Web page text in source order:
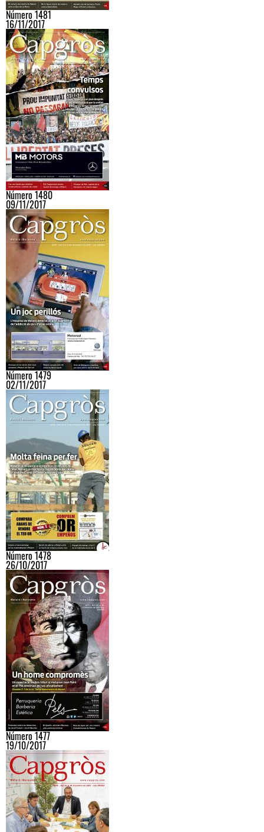
Número 1481
16/11/2017
Número 1480
09/11/2017
Número 1479
02/11/2017
Número 1478
26/10/2017
Número 1477
19/10/2017